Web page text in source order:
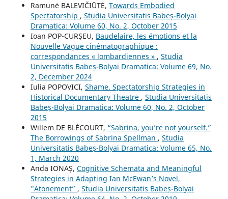
Ramunė BALEVIČIŪTĖ, Towards Embodied
Spectatorship , Studia Universitatis Babeș-Bolyai
Dramatica: Volume 60, No. 2, October 2015
Ioan POP-CURȘEU, Baudelaire, les émotions et la
Nouvelle Vague cinématographique :
correspondances « lombardiennes » , Studia
Universitatis Babeș-Bolyai Dramatica: Volume 69, No.
2, December 2024
Iulia POPOVICI, Shame. Spectatorship Strategies in
Historical Documentary Theatre , Studia Universitatis
Babeș-Bolyai Dramatica: Volume 60, No. 2, October
2015
Willem DE BLÉCOURT, “Sabrina, you’re not yourself.”
The Borrowings of Sabrina Spellman , Studia
Universitatis Babeș-Bolyai Dramatica: Volume 65, No.
1, March 2020
Anda IONAȘ, Cognitive Schemata and Meaningful
Strategies in Adapting Ian McEwan’s Novel,
"Atonement” , Studia Universitatis Babeș-Bolyai